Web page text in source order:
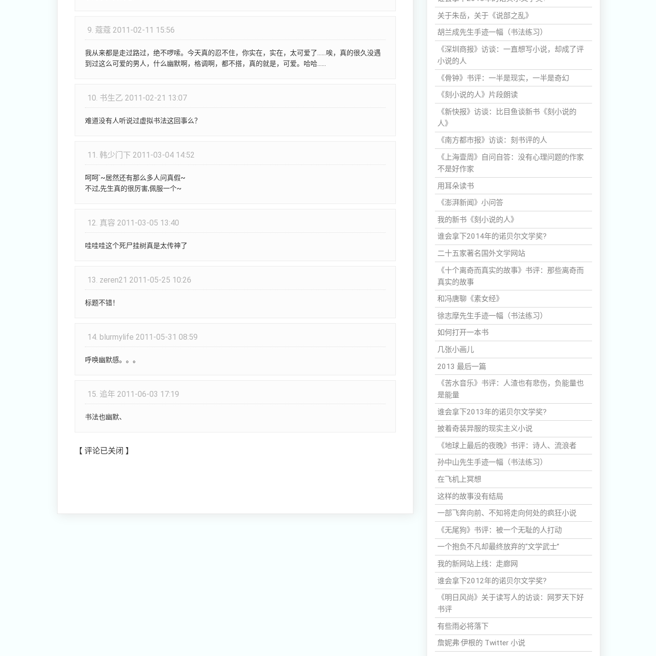
9. 蔻蔻 2011-02-11 15:56
我从来都是走过路过，绝不啰嗦。今天真的忍不住，你实在，实在，太可爱了……唉，真的很久没遇
到过这么可爱的男人，什么幽默啊，格调啊，都不搭，真的就是，可爱。哈哈……
10. 书生乙 2011-02-21 13:07
难道没有人听说过虚拟书法这回事么？
11. 韩少门下 2011-03-04 14:52
呵呵`~居然还有那么多人问真假~
不过,先生真的很厉害,佩服一个~
12. 真容 2011-03-05 13:40
哇哇哇这个死尸挂树真是太传神了
13. zeren21 2011-05-25 10:26
标题不错！
14. blurmylife 2011-05-31 08:59
呼唤幽默感。。。
15. 追年 2011-06-03 17:19
书法也幽默、
【 评论已关闭 】
关于朱岳，关于《说部之乱》
胡兰成先生手迹一幅（书法练习）
《深圳商报》访谈：一直想写小说，却成了评
小说的人
《骨钟》书评：一半是现实，一半是奇幻
《刻小说的人》片段朗读
《新快报》访谈：比目鱼谈新书《刻小说的
人》
《南方都市报》访谈：刻书评的人
《上海壹周》自问自答：没有心理问题的作家
不是好作家
用耳朵读书
《澎湃新闻》小问答
我的新书《刻小说的人》
谁会拿下2014年的诺贝尔文学奖?
二十五家著名国外文学网站
《十个离奇而真实的故事》书评：那些离奇而
真实的故事
和冯唐聊《素女经》
徐志摩先生手迹一幅（书法练习）
如何打开一本书
几张小画儿
2013 最后一篇
《苦水音乐》书评：人渣也有悲伤，负能量也
是能量
谁会拿下2013年的诺贝尔文学奖?
披着奇装异服的现实主义小说
《地球上最后的夜晚》书评：诗人、流浪者
孙中山先生手迹一幅（书法练习）
在飞机上冥想
这样的故事没有结局
一部飞奔向前、不知将走向何处的疯狂小说
《无尾狗》书评：被一个无耻的人打动
一个抱负不凡却最终放弃的“文学武士”
我的新网站上线：走廊网
谁会拿下2012年的诺贝尔文学奖?
《明日风尚》关于读写人的访谈：网罗天下好
书评
有些雨必将落下
詹妮弗·伊根的 Twitter 小说